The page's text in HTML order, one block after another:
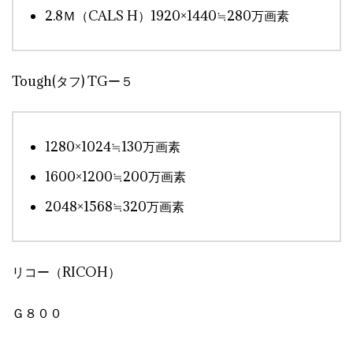
2.8Ｍ（CALS H）1920×1440≒280万画素
Tough(タフ) TGー５
1280×1024≒130万画素
1600×1200≒200万画素
2048×1568≒320万画素
リコー（RICOH）
Ｇ８００